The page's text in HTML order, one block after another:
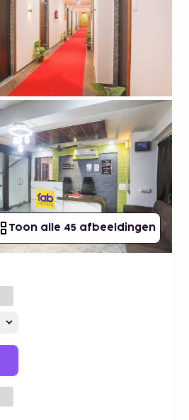
Toon alle 45 afbeeldingen